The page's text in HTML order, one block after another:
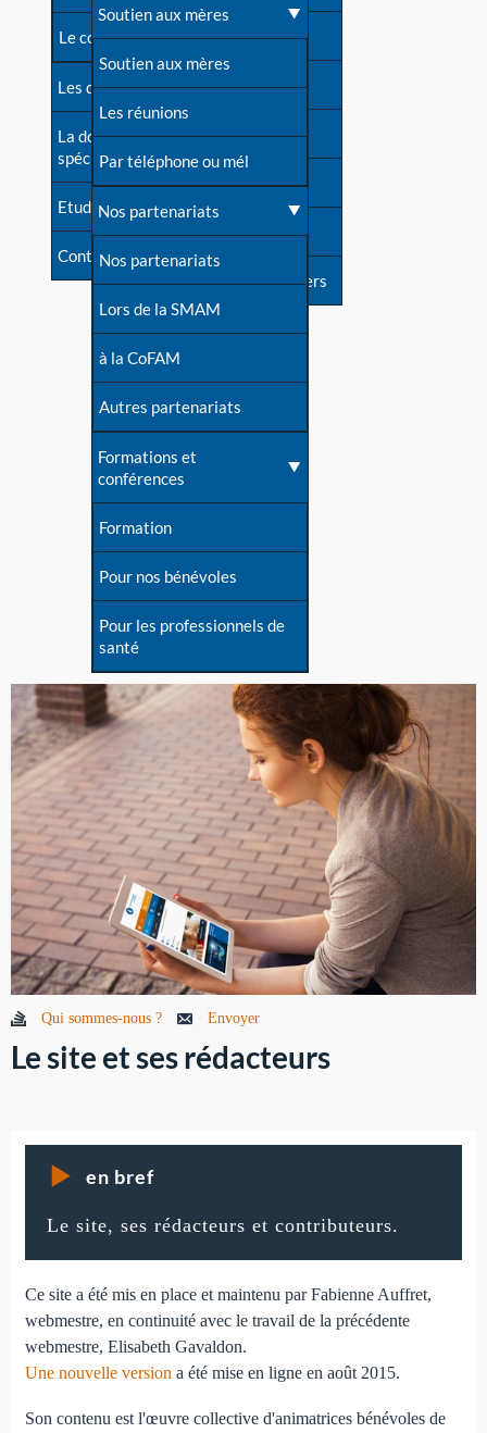
Une difficulté d'allaitement ?
Cas particuliers
Mythes et vérités
Devenir animatrice ?
Une question sur le site
Le congrès
Les dossiers de l'allaitement
La documentation
spécialisée
Etudes récentes
Contact
Contact presse
Dossier de presse
Soutenir LLL
Livre d'or
Forum
S'inscrire à nos newsletters
Soutien aux mères
Soutien aux mères
Les réunions
Par téléphone ou mél
Nos partenariats
Nos partenariats
Lors de la SMAM
à la CoFAM
Autres partenariats
Formations et
conférences
Formation
Pour nos bénévoles
Pour les professionnels de
santé
Qui sommes-nous ? Envoyer
Le site et ses rédacteurs
en bref
Le site, ses rédacteurs et contributeurs.
Ce site a été mis en place et maintenu par Fabienne Auffret,
webmestre, en continuité avec le travail de la précédente
webmestre, Elisabeth Gavaldon.
Une nouvelle version a été mise en ligne en août 2015.
Son contenu est l'œuvre collective d'animatrices bénévoles de